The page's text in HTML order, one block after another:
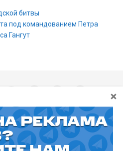
битвы
под командованием Петра
Гангут